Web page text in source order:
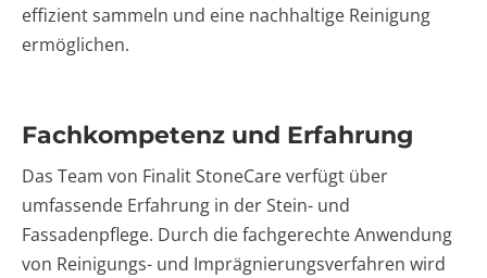
effizient sammeln und eine nachhaltige Reinigung
ermöglichen.
Fachkompetenz und Erfahrung
Das Team von Finalit StoneCare verfügt über
umfassende Erfahrung in der Stein- und
Fassadenpflege. Durch die fachgerechte Anwendung
von Reinigungs- und Imprägnierungsverfahren wird